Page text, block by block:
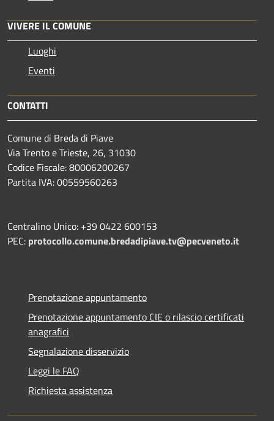
VIVERE IL COMUNE
Luoghi
Eventi
CONTATTI
Comune di Breda di Piave
Via Trento e Trieste, 26, 31030
Codice Fiscale: 80006200267
Partita IVA: 00559560263
Centralino Unico: +39 0422 600153
PEC: protocollo.comune.bredadipiave.tv@pecveneto.it
Prenotazione appuntamento
Prenotazione appuntamento CIE o rilascio certificati
anagrafici
Segnalazione disservizio
Leggi le FAQ
Richiesta assistenza